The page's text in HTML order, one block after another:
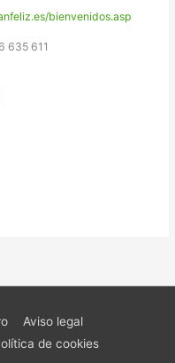
bienvenidos.asp
635 611
Aviso legal
de cookies